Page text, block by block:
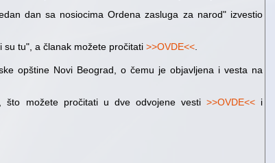
dan sa nosiocima Ordena zasluga za narod" izvestio
tu", a članak možete pročitati >>OVDE<<.
opštine Novi Beograd, o čemu je objavljena i vesta na
što možete pročitati u dve odvojene vesti >>OVDE<<i